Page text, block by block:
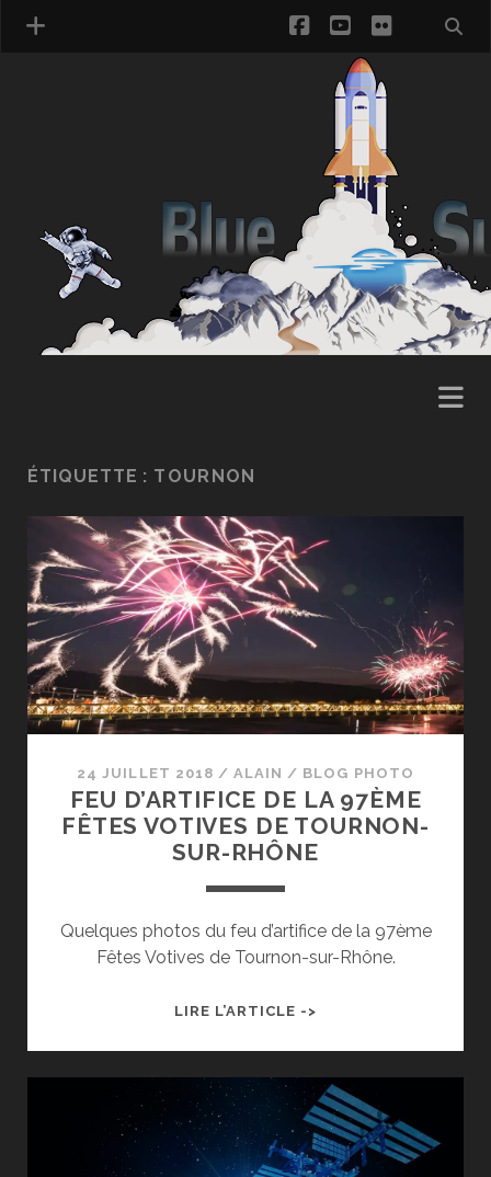
facebook
youtube
flickr
ÉTIQUETTE : TOURNON
24 JUILLET 2018 / ALAIN / BLOG PHOTO
FEU D’ARTIFICE DE LA 97ÈME
FÊTES VOTIVES DE TOURNON-
SUR-RHÔNE
Quelques photos du feu d’artifice de la 97ème
Fêtes Votives de Tournon-sur-Rhône.
LIRE L’ARTICLE ->
LA
97ÈME
FÊTES
VOTIVES